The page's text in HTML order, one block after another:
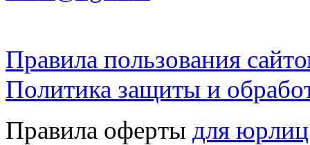
Правила пользования
Политика защиты и
Правила оферты для